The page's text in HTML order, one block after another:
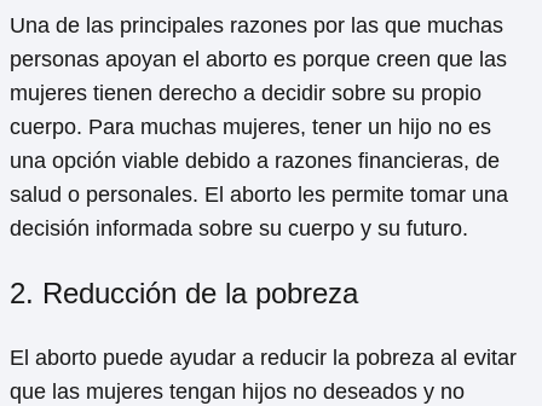
Una de las principales razones por las que muchas
personas apoyan el aborto es porque creen que las
mujeres tienen derecho a decidir sobre su propio
cuerpo. Para muchas mujeres, tener un hijo no es
una opción viable debido a razones financieras, de
salud o personales. El aborto les permite tomar una
decisión informada sobre su cuerpo y su futuro.
2. Reducción de la pobreza
El aborto puede ayudar a reducir la pobreza al evitar
que las mujeres tengan hijos no deseados y no